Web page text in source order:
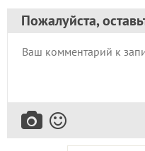
Пожалуйста,